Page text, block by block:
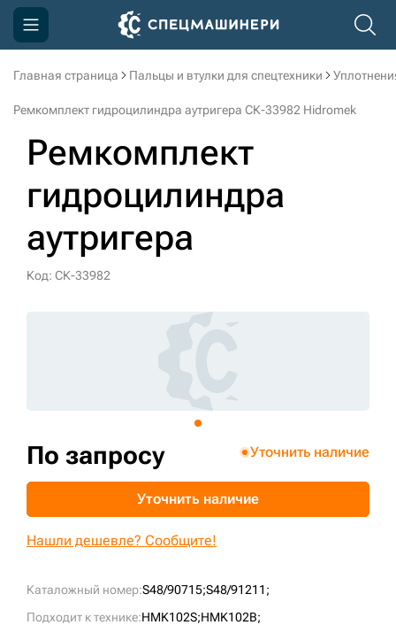
Главная страница Пальцы и втулки для спецтехники
Ремкомплект гидроцилиндра аутригера СК-33982 Hidromek
Ремкомплект
гидроцилиндра
аутригера
Код: СК-33982
Каталожный номер:S48/90715;S48/91211;
Подходит к технике:HMK102S;HMK102B;
По запросу Уточнить наличие
Уточнить наличие
Нашли дешевле? Сообщите!
Компания
Доставка и оплата
Информация
Контакты
3D тур по производству